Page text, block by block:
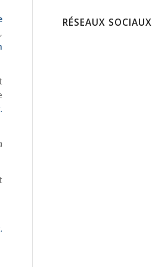
RÉSEAUX SOCIAUX